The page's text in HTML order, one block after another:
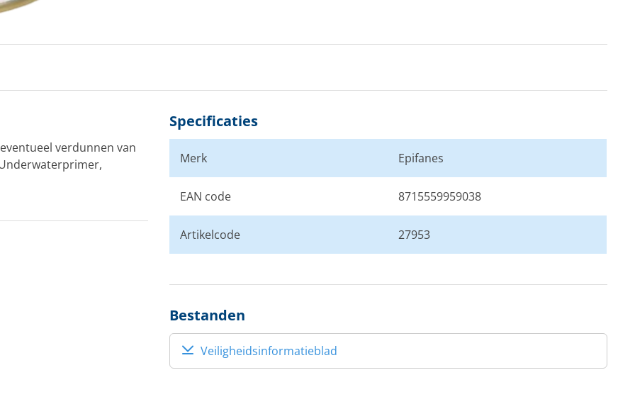
verdunnen van
Specificaties
Merk Epifanes
EAN code 8715559959038
Artikelcode 27953
Bestanden
Veiligheidsinformatieblad